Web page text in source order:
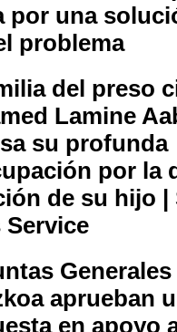
por una
problema
del preso
Lamine
su profunda
por la
de su hijo |
Service
Generales
aprueban
en apoyo